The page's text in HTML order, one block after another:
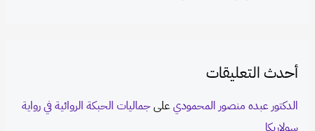
أحدث التعليقات
الدكتور عبده منصور المحموديعلىجماليات الحبكة الروائية في رواية
سولاريكا